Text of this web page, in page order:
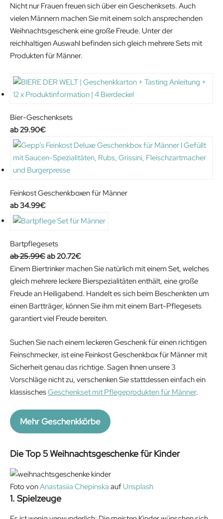
.
9
0
€
.
0
€
.
Nicht nur Frauen freuen sich über ein Geschenksets. Auch
vielen Männern machen Sie mit einem solch ansprechenden
Weihnachtsgeschenk eine große Freude. Unter der
reichhaltigen Auswahl befinden sich gleich mehrere Sets mit
Produkten für Männer.
Bier-Geschenksets
29.90€
Feinkost Geschenkboxen für Männer
34.99€
Bartpflegesets
25.99€O
r
i
g
i
n
p
r
i
c
w
:
5
.
9
20.72€C
u
r
r
e
n
p
r
i
c
e
s
0
7
2
Einem Biertrinker machen Sie natürlich mit einem Set, welches
gleich mehrere leckere Bierspezialitäten enthält, eine große
Freude an Heiligabend. Handelt es sich beim Beschenkten um
einen Bartträger, können Sie ihm mit einem Bart-Pflegesets
garantiert viel Freude bereiten.
Suchen Sie nach einem leckeren Geschenk für einen richtigen
Feinschmecker, ist eine Feinkost Geschenkbox für Männer mit
Sicherheit genau das richtige. Sagen Ihnen unsere 3
Vorschläge nicht zu, verschenken Sie stattdessen einfach ein
klassischesGeschenkset mit Pflegeprodukten für Männer.
Mehr Geschenkkörbe
Die Top 5 Weihnachtsgeschenke für Kinder
Foto vonAnastasiia Chepinska auf Unsplash
1. Spielzeuge